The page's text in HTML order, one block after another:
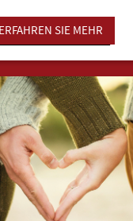
ERFAHREN SIE MEHR